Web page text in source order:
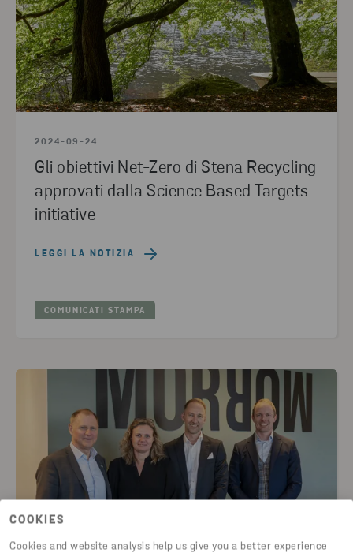
COOKIES
Cookies and website analysis help us give you a better experience
2024-09-24
Gli obiettivi Net-Zero di Stena Recycling
approvati dalla Science Based Targets
initiative
LEGGI LA NOTIZIA
COMUNICATI STAMPA